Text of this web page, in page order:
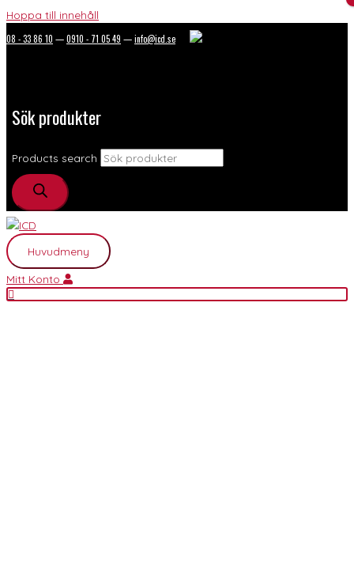
Hoppa till innehåll
08 - 33 86 10 —0910 - 71 05 49 —info@icd.se
Sök produkter
Products search
Huvudmeny
Mitt Konto